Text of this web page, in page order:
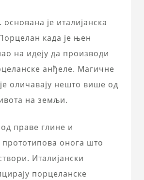
је италијанска
када је њен
на идеју да производи
анђеле. Магичне
оличавају нешто више од
на земљи.
праве глине и
онога што
Италијански
порцеланске